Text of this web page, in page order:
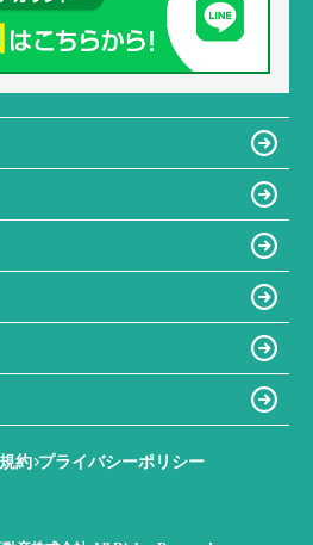
約 プライバシーポリシー